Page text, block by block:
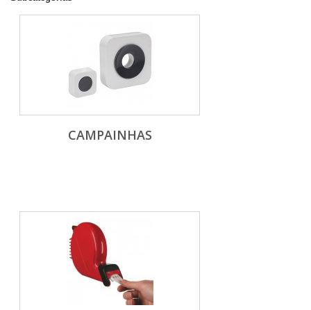
CAMPAINHAS